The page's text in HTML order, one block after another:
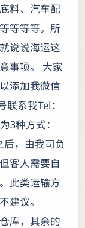
料、汽车配
等等等。所
说说海运这
事项。 大家
添加我微信
系我Tel：
3种方式：
，由我司负
客人需要自
此类运输方
建议。
库，其余的